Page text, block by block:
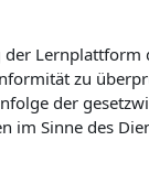
zu
der
Sinne des